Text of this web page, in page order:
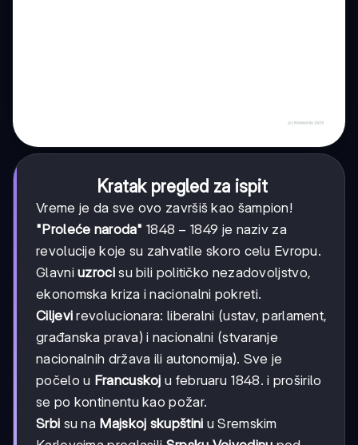
Kratak pregled za ispit
Vreme je da sve ovo završiš kao šampion!
"Proleće naroda" 1848-
1849
1848 − 1849 je naziv za
revolucije koje su zahvatile skoro celu Evropu.
Glavniuzrocisu bili političko nezadovoljstvo,
ekonomska kriza i nacionalni pokreti.
Ciljevi revolucionara: liberalni (ustav, parlament,
građanska prava) i nacionalni (stvaranje
nacionalnih država ili autonomija). Sve je
počelo u Francuskoj u februaru 1848. i proširilo
se po kontinentu kao požar.
Srbi su na Majskoj skupštini u Sremskim